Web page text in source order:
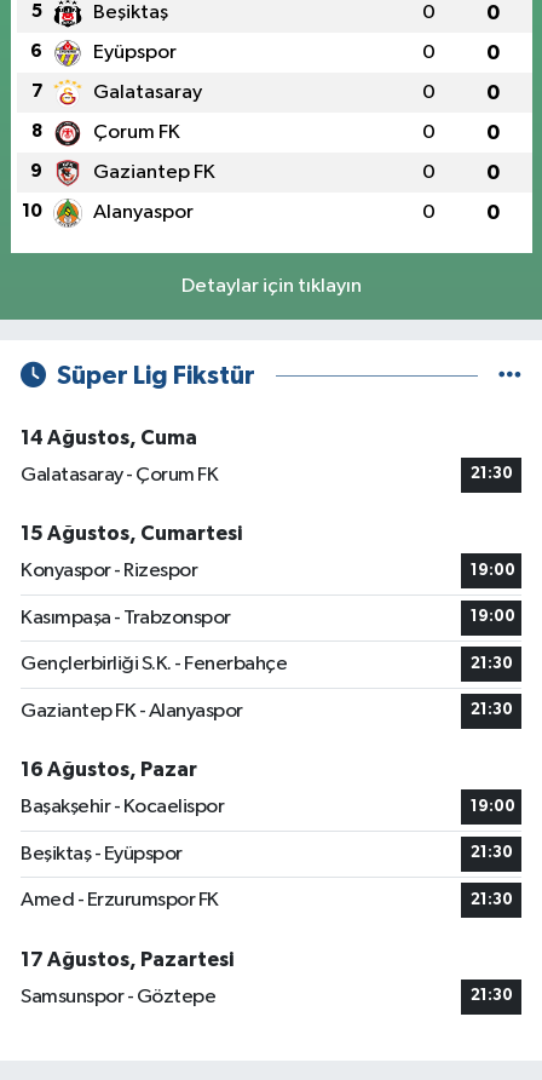
5 Beşiktaş 0 0
6 Eyüpspor 0 0
7 Galatasaray 0 0
8 Çorum FK 0 0
9 Gaziantep FK 0 0
10 Alanyaspor 0 0
Detaylar için tıklayın
Süper Lig Fikstür
14 Ağustos, Cuma
Galatasaray - Çorum FK
21:30
15 Ağustos, Cumartesi
Konyaspor - Rizespor
19:00
Kasımpaşa - Trabzonspor 19:00
Gençlerbirliği S.K. - Fenerbahçe 21:30
Gaziantep FK - Alanyaspor 21:30
16 Ağustos, Pazar
Başakşehir - Kocaelispor
19:00
Beşiktaş - Eyüpspor 21:30
Amed - Erzurumspor FK 21:30
17 Ağustos, Pazartesi
Samsunspor - Göztepe
21:30